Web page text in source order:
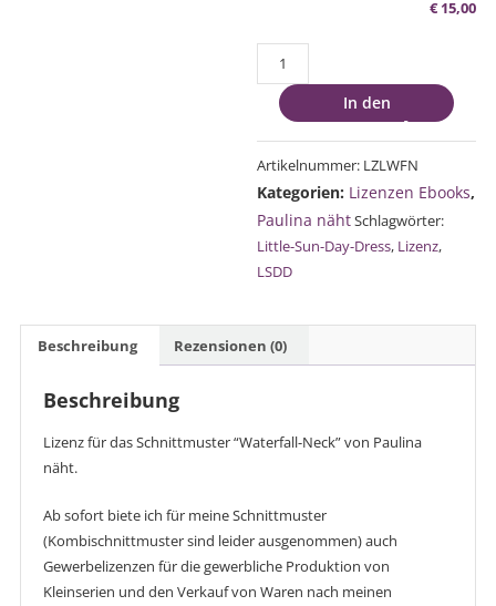
€15,00
Lizenz
Schnittmuster
“Waterfall-
Menge
In den
Artikelnummer: LZLWFN
Kategorien: Lizenzen Ebooks,
Paulina nähtSchlagwörter:
Little-Sun-Day-Dress, Lizenz,
LSDD
Beschreibung Rezensionen (0)
Beschreibung
Lizenz für das Schnittmuster “Waterfall-Neck” von Paulina
näht.
Ab sofort biete ich für meine Schnittmuster
(Kombischnittmuster sind leider ausgenommen) auch
Gewerbelizenzen für die gewerbliche Produktion von
Kleinserien und den Verkauf von Waren nach meinen